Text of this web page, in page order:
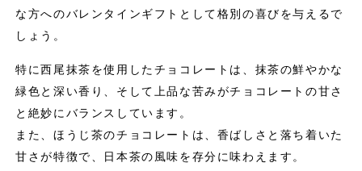
に発送いたします。 ・お届け日のご指定は、注文受付日より2週間
以降でしたら承ります。 （お問い合わせ欄、日時指定欄にてご
連絡ください） ・のし・ラッピングが必要な場合は備考欄へご記
届けできません。 【注意事項】 ・ご注文確定以降のキャンセル・
変更はいたしかねますので、ご了承ください。 ・領収証が必要な
方は、ご注文時に備考欄へご記載ください。商品発送後の発行や商
殺到しております。お届けが遅れる場合があります。ご了承くださ
い。その際はご連絡させていただきます。
な方へのバレンタインギフトとして格別の喜びを与えるで
しょう。
特に西尾抹茶を使用したチョコレートは、抹茶の鮮やかな
緑色と深い香り、そして上品な苦みがチョコレートの甘さ
と絶妙にバランスしています。
また、ほうじ茶のチョコレートは、香ばしさと落ち着いた
甘さが特徴で、日本茶の風味を存分に味わえます。